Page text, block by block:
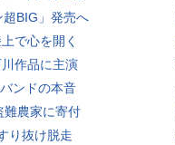
BIG」発売へ
で心を開く
作品に主演
ンドの本音
難農家に寄付
り抜け脱走